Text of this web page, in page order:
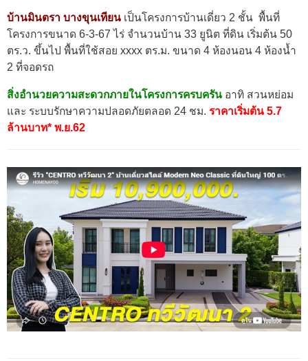
บ้านมินตรา บางขุนเทียน เป็นโครงการบ้านเดี่ยว 2 ชั้น พื้นที่
โครงการขนาด 6-3-67 ไร่ จำนวนบ้าน 33 ยูนิต ที่ดิน เริ่มต้น 50
ตร.ว. ขึ้นไป พื้นที่ใช้สอย xxxx ตร.ม. ขนาด 4 ห้องนอน 4 ห้องน้ำ
2 ที่จอดรถ
สิ่งอำนวยความสะดวกภายในโครงการครบครัน อาทิ สวนหย่อม
และ ระบบรักษาความปลอดภัยตลอด 24 ชม. ราคาเริ่มต้น 5.7
ล้านบาท* พ.ย.62